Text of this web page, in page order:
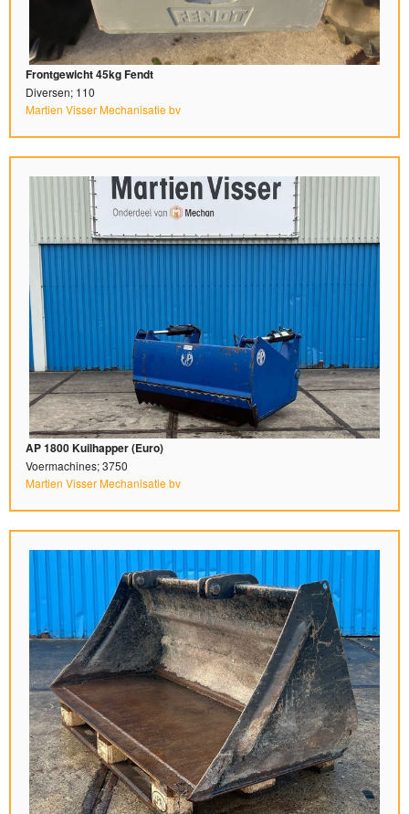
Frontgewicht 45kg Fendt
Diversen; 110
Martien Visser Mechanisatie bv
AP 1800 Kuilhapper (Euro)
Voermachines; 3750
Martien Visser Mechanisatie bv